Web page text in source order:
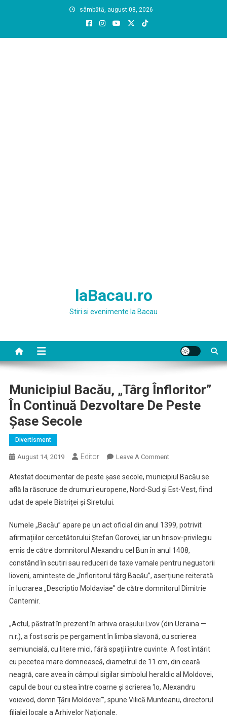
sâmbătă, august 08, 2026
laBacau.ro
Stiri si evenimente la Bacau
Municipiul Bacău, „târg Înfloritor”
În Continuă Dezvoltare De Peste
Șase Secole
Divertisment
August 14, 2019 Editor Leave A CommentOn
Bacău,
„târg
Continuă
Dezvoltare
De
Peste
Șase
Secole
Atestat documentar de peste șase secole, municipiul Bacău se
află la răscruce de drumuri europene, Nord-Sud și Est-Vest, fiind
udat de apele Bistriței și Siretului.
Numele „Bacău” apare pe un act oficial din anul 1399, potrivit
afirmațiilor cercetătorului Ștefan Gorovei, iar un hrisov-privilegiu
emis de către domnitorul Alexandru cel Bun în anul 1408,
constând în scutiri sau reduceri de taxe vamale pentru negustorii
lioveni, amintește de „înfloritorul târg Bacău”, aserțiune reiterată
în lucrarea „Descriptio Moldaviae” de către domnitorul Dimitrie
Cantemir.
„Actul, păstrat în prezent în arhiva orașului Lvov (din Ucraina —
n.r.), a fost scris pe pergament în limba slavonă, cu scrierea
semiuncială, cu litere mici, fără spații între cuvinte. A fost întărit
cu pecetea mare domnească, diametrul de 11 cm, din ceară
neagră, care avea în câmpul sigilar simbolul heraldic al Moldovei,
capul de bour cu stea între coarne și scrierea ‘Io, Alexandru
voievod, domn Țării Moldovei'”, spune Vilică Munteanu, directorul
filialei locale a Arhivelor Naționale.